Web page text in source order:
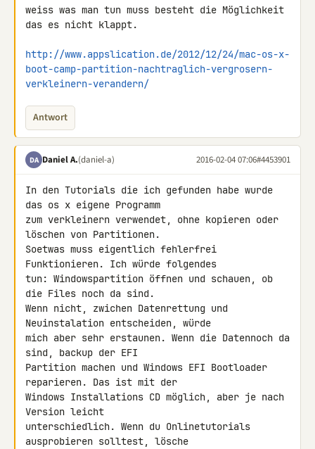
weiss was man tun muss besteht die Möglichkeit
das es nicht klappt.
http://www.appslication.de/2012/12/24/mac-os-x-
boot-camp-partition-nachtraglich-vergrosern-
verkleinern-verandern/
Antwort
DA Daniel A.(daniel-a) 2016-02-04 07:06#4453901
In den Tutorials die ich gefunden habe wurde
das os x eigene Programm
zum verkleinern verwendet, ohne kopieren oder
löschen von Partitionen.
Soetwas muss eigentlich fehlerfrei
Funktionieren. Ich würde folgendes
tun: Windowspartition öffnen und schauen, ob
die Files noch da sind.
Wenn nicht, zwichen Datenrettung und
Neuinstalation entscheiden, würde
mich aber sehr erstaunen. Wenn die Datennoch da
sind, backup der EFI
Partition machen und Windows EFI Bootloader
reparieren. Das ist mit der
Windows Installations CD möglich, aber je nach
Version leicht
unterschiedlich. Wenn du Onlinetutorials
ausprobieren solltest, lösche